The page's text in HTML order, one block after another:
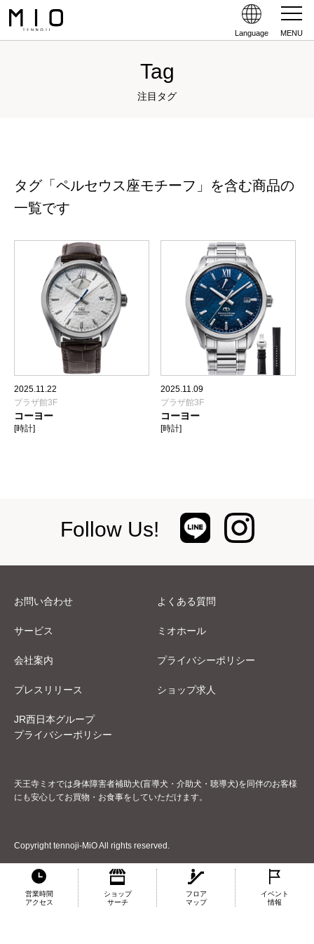
Language MENU
Tag
注目タグ
タグ「ペルセウス座モチーフ」を含む商品の
一覧です
2025.11.22
プラザ館3F
コーヨー
[時計]
2025.11.09
プラザ館3F
コーヨー
[時計]
Follow Us!
営業時間
アクセス
ショップ
サーチ
フロア
マップ
イベント
情報
お問い合わせ よくある質問
サービス ミオホール
会社案内 プライバシーポリシー
プレスリリース ショップ求人
JR西日本グループ
プライバシーポリシー
天王寺ミオでは身体障害者補助犬(盲導犬・介助犬・聴導犬)を同伴のお客様
にも安心してお買物・お食事をしていただけます。
Copyright tennoji-MiO All rights reserved.